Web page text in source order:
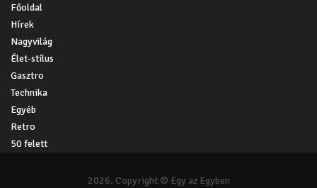
Főoldal
Hírek
Nagyvilág
Élet-stílus
Gasztro
Technika
Egyéb
Retro
50 felett
2026. Copyright © Egy az Egyben